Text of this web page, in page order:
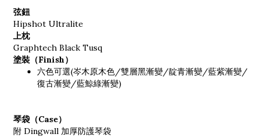
弦鈕
Hipshot Ultralite
上枕
Graphtech Black Tusq
塗裝（Finish）
六色可選(岑木原木色/雙層黑漸變/靛青漸變/藍紫漸變/
復古漸變/藍鯨綠漸變)
琴袋（Case）
附 Dingwall 加厚防護琴袋